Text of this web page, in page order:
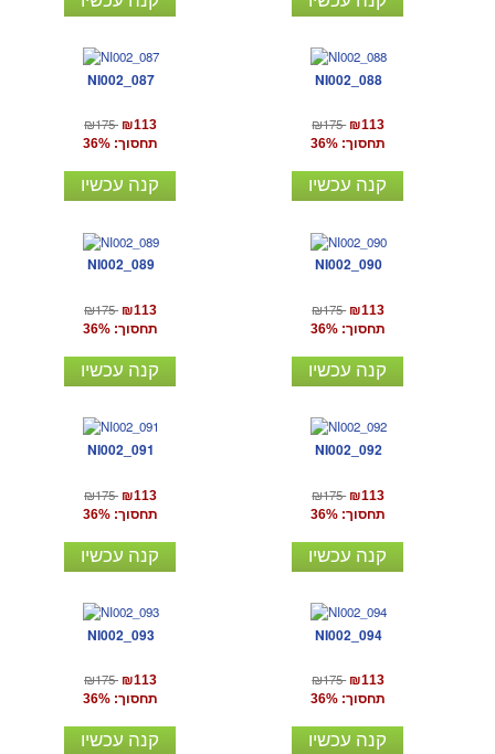
NI002_087
₪175 ₪113
תחסוך: 36%
קנה עכשיו
NI002_088
₪175 ₪113
תחסוך: 36%
קנה עכשיו
NI002_089
₪175 ₪113
תחסוך: 36%
קנה עכשיו
NI002_090
₪175 ₪113
תחסוך: 36%
קנה עכשיו
NI002_091
₪175 ₪113
תחסוך: 36%
קנה עכשיו
NI002_092
₪175 ₪113
תחסוך: 36%
קנה עכשיו
NI002_093
₪175 ₪113
תחסוך: 36%
קנה עכשיו
NI002_094
₪175 ₪113
תחסוך: 36%
קנה עכשיו